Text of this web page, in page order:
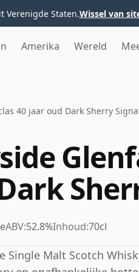
Verenigde Staten.Wissel van
Amerika Wereld
40 jaar oud Dark Sherry
ABV:52.8%Inhoud:70cl
Single Malt Scotch